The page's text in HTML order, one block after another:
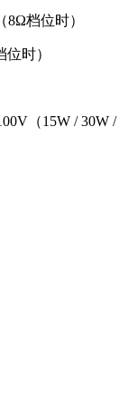
8Ω档位时）
时）
（15W / 30W /